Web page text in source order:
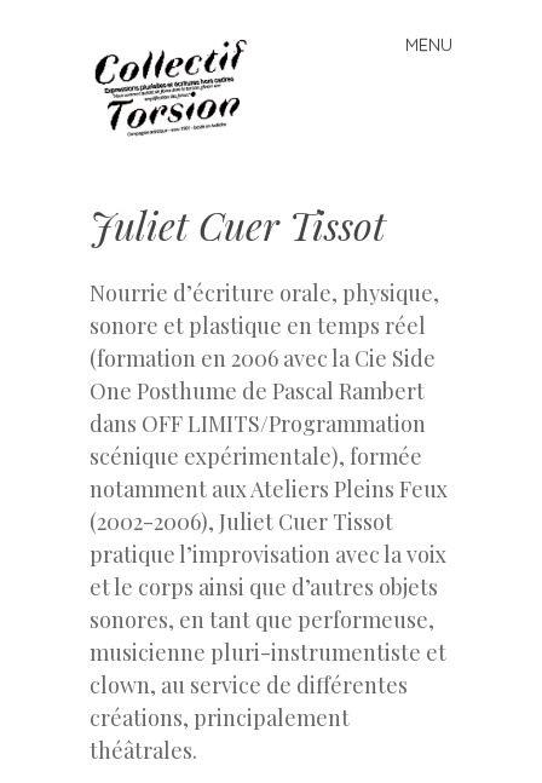
COLLECTIF
TORSION
artistiques
hors cadre
MENU
Skip
to
content
Juliet Cuer Tissot
Nourrie d’écriture orale, physique,
sonore et plastique en temps réel
(formation en 2006 avec la Cie Side
One Posthume de Pascal Rambert
dans OFF LIMITS/Programmation
scénique expérimentale), formée
notamment aux Ateliers Pleins Feux
(2002-2006), Juliet Cuer Tissot
pratique l’improvisation avec la voix
et le corps ainsi que d’autres objets
sonores, en tant que performeuse,
musicienne pluri-instrumentiste et
clown, au service de différentes
créations, principalement
théâtrales.